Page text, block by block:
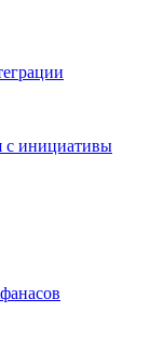
с инициативы